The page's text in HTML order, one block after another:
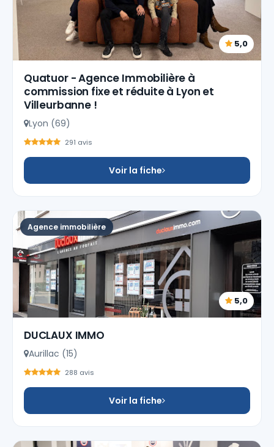
5,0
Quatuor - Agence Immobilière à
commission fixe et réduite à Lyon et
Villeurbanne !
Lyon (69)
291 avis
Voir la fiche
Agence immobilière
5,0
DUCLAUX IMMO
Aurillac (15)
288 avis
Voir la fiche